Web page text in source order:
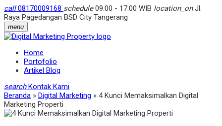
call08170009168 schedule09.00 - 17.00 WIB location_onJl.
Raya Pagedangan BSD City Tangerang
menu
Home
Portofolio
Artikel Blog
search Kontak Kami
Beranda » Digital Marketing » 4 Kunci Memaksimalkan Digital
Marketing Properti